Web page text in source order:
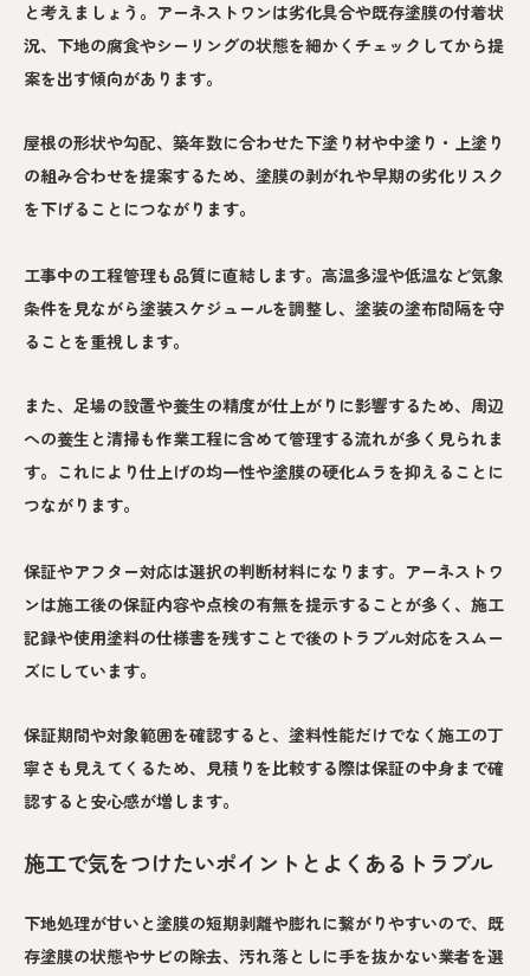
と考えましょう。アーネストワンは劣化具合や既存塗膜の付着状
況、下地の腐食やシーリングの状態を細かくチェックしてから提
案を出す傾向があります。
屋根の形状や勾配、築年数に合わせた下塗り材や中塗り・上塗り
の組み合わせを提案するため、塗膜の剥がれや早期の劣化リスク
を下げることにつながります。
工事中の工程管理も品質に直結します。高温多湿や低温など気象
条件を見ながら塗装スケジュールを調整し、塗装の塗布間隔を守
ることを重視します。
また、足場の設置や養生の精度が仕上がりに影響するため、周辺
への養生と清掃も作業工程に含めて管理する流れが多く見られま
す。これにより仕上げの均一性や塗膜の硬化ムラを抑えることに
つながります。
保証やアフター対応は選択の判断材料になります。アーネストワ
ンは施工後の保証内容や点検の有無を提示することが多く、施工
記録や使用塗料の仕様書を残すことで後のトラブル対応をスムー
ズにしています。
保証期間や対象範囲を確認すると、塗料性能だけでなく施工の丁
寧さも見えてくるため、見積りを比較する際は保証の中身まで確
認すると安心感が増します。
施工で気をつけたいポイントとよくあるトラブル
下地処理が甘いと塗膜の短期剥離や膨れに繋がりやすいので、既
存塗膜の状態やサビの除去、汚れ落としに手を抜かない業者を選